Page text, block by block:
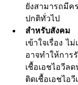
ยังสามารถมีค
ปกติทั่วไป
สำหรับสังคม
เข้าใจเรื่อง ไ
อาจทำให้การ
เชื้อเอชไอวี
ติดเชื้อเอชไอ